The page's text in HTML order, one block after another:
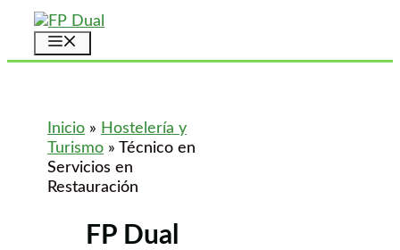
Saltar
contenido
Inicio » Hostelería y
Turismo » Técnico en
Servicios en
Restauración
FP Dual